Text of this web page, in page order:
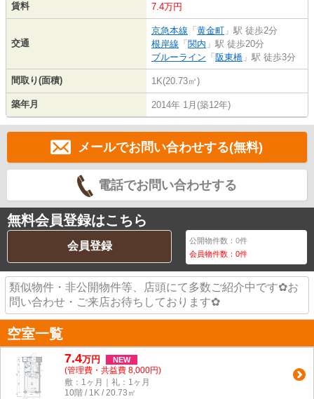
賃料 7.4万円
交通
京急本線 「 黄金町 」駅 徒歩2分
根岸線 「 関内 」駅 徒歩20分
ブルーライン 「 阪東橋 」駅 徒歩3分
間取り(面積) 1K(20.73㎡)
築年月 2014年 1月(築12年)
メールでお問い合わせする(無料)
電話でお問い合わせする
無料会員登録はこちら
会員登録 公開物件数：0件
会員物件数：0件
類似物件・非公開物件等、店頭にて多数ご紹介中です✿お
問い合わせ・ご来店お待ちしております✿
空室一覧
7.4万円 NEW
(管理費・共益費 8,000円)
敷：1ヶ月｜礼：1ヶ月
10階 / 1K / 20.73㎡